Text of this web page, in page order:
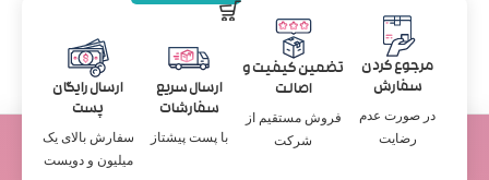
مرجوع کردن
سفارش
در صورت عدم
رضایت
تضمین کیفیت و
اصالت
فروش مستقیم از
شرکت
ارسال سریع
سفارشات
با پست پیشتاز
ارسال رایگان
پست
سفارش بالای یک
میلیون و دویست